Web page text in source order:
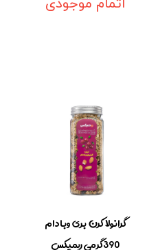
اتمام موجودی
گرانولا کرن بری وبادام
390گرمی ریمیکس